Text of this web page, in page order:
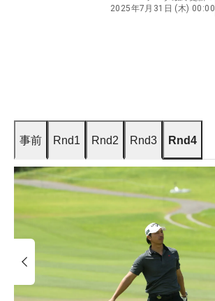
2025年7月31日 (木) 00:00
事前 Rnd1 Rnd2 Rnd3 Rnd4